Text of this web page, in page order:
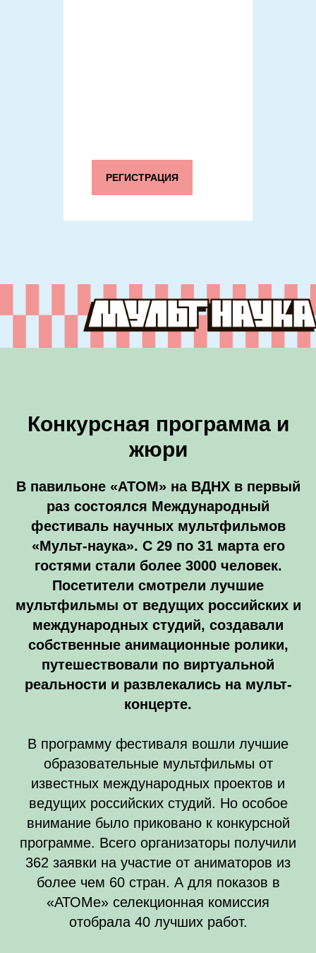
РЕГИСТРАЦИЯ
Конкурсная программа и
жюри
В павильоне «АТОМ» на ВДНХ в первый
раз состоялся Международный
фестиваль научных мультфильмов
«Мульт-наука». С 29 по 31 марта его
гостями стали более 3000 человек.
Посетители смотрели лучшие
мультфильмы от ведущих российских и
международных студий, создавали
собственные анимационные ролики,
путешествовали по виртуальной
реальности и развлекались на мульт-
концерте.
В программу фестиваля вошли лучшие
образовательные мультфильмы от
известных международных проектов и
ведущих российских студий. Но особое
внимание было приковано к конкурсной
программе. Всего организаторы получили
362 заявки на участие от аниматоров из
более чем 60 стран. А для показов в
«АТОМе» селекционная комиссия
отобрала 40 лучших работ.